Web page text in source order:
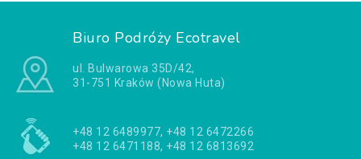
Biuro Podróży Ecotravel
ul. Bulwarowa 35D/42,
31-751 Kraków (Nowa Huta)
+48 12 6489977, +48 12 6472266
+48 12 6471188, +48 12 6813692